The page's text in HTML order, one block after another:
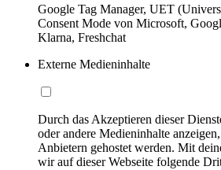
Google Tag Manager, UET
Consent Mode von Microsoft,
Klarna, Freshchat
Externe Medieninhalte
Durch das Akzeptieren dieser
oder andere Medieninhalte
Anbietern gehostet werden. Mit
wir auf dieser Webseite folgende